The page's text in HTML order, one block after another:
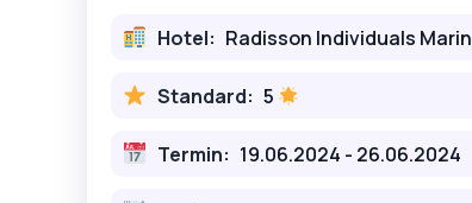
Hotel: Radisson Individuals
Standard: 5
Termin: 19.06.2024 - 26.06.2024